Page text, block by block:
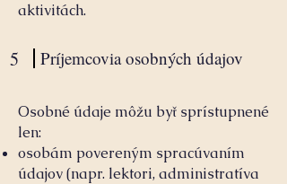
aktivitách.
5 Príjemcovia osobných údajov
Osobné údaje môžu byť sprístupnené
len:
osobám povereným spracúvaním
údajov (napr. lektori, administratíva